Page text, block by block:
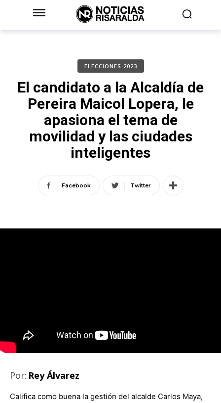
ELECCIONES 2023
El candidato a la Alcaldía de
Pereira Maicol Lopera, le
apasiona el tema de
movilidad y las ciudades
inteligentes
Facebook Twitter
Por: Rey Álvarez
Califica como buena la gestión del alcalde Carlos Maya,